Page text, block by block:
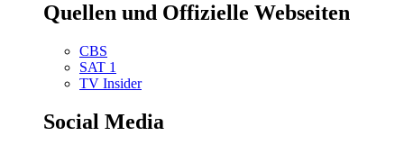
Quellen und Offizielle Webseiten
CBS
SAT 1
TV Insider
Social Media